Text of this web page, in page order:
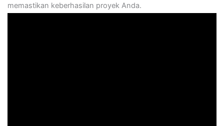
memastikan keberhasilan proyek Anda.